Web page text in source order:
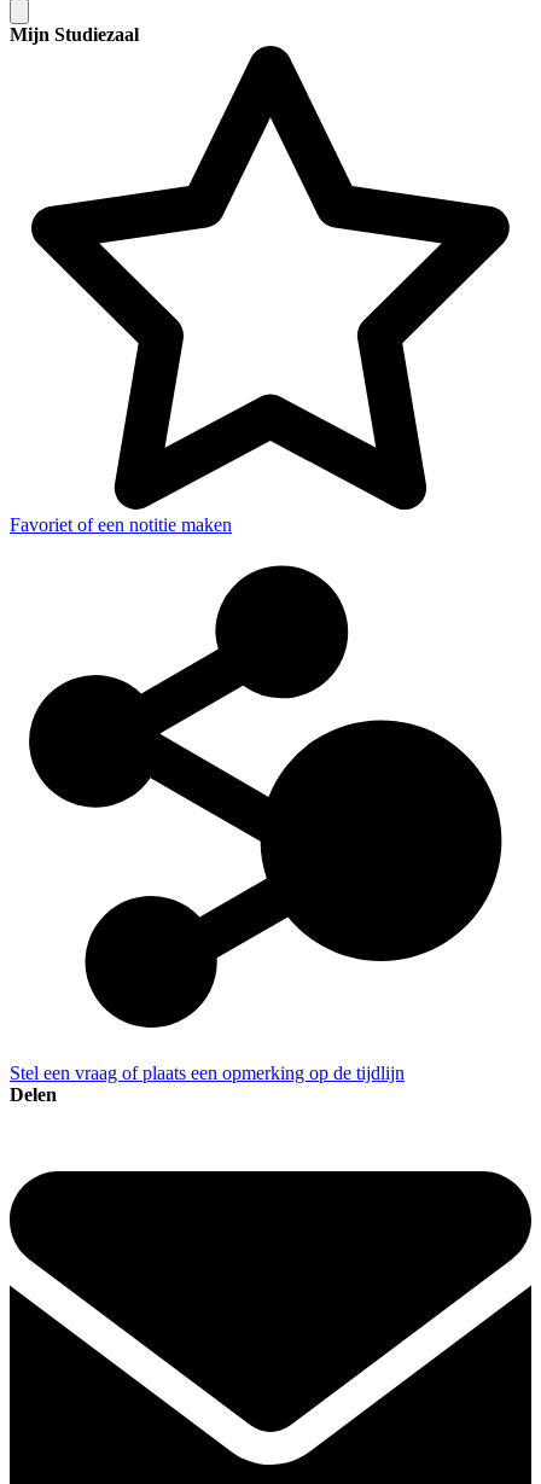
Mijn Studiezaal
Favoriet of een notitie maken
Stel een vraag of plaats een opmerking op de tijdlijn
Delen